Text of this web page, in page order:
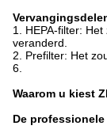
1. HEPA-filter:
veranderd.
2. Prefilter: Het
6.
Waarom u kiest
De